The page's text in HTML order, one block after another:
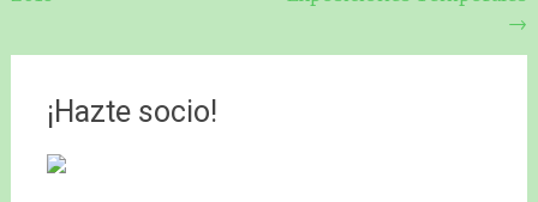
→
¡Hazte socio!